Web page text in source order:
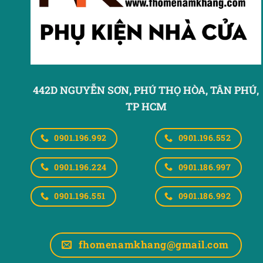
442D NGUYỄN SƠN, PHÚ THỌ HÒA,TÂN PHÚ,
TP HCM
0901.196.992
0901.196.224
0901.196.551
0901.196.552
0901.186.997
0901.186.992
fhomenamkhang@gmail.com